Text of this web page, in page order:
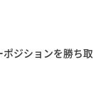
ジションを勝ち